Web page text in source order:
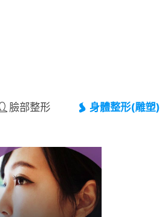
臉部整形 身體整形(雕塑)